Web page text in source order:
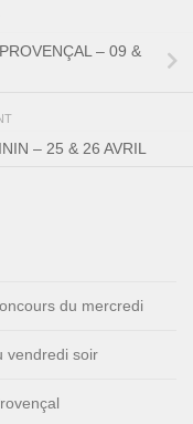
– 09 &
– 25 & 26 AVRIL
du mercredi
vendredi soir